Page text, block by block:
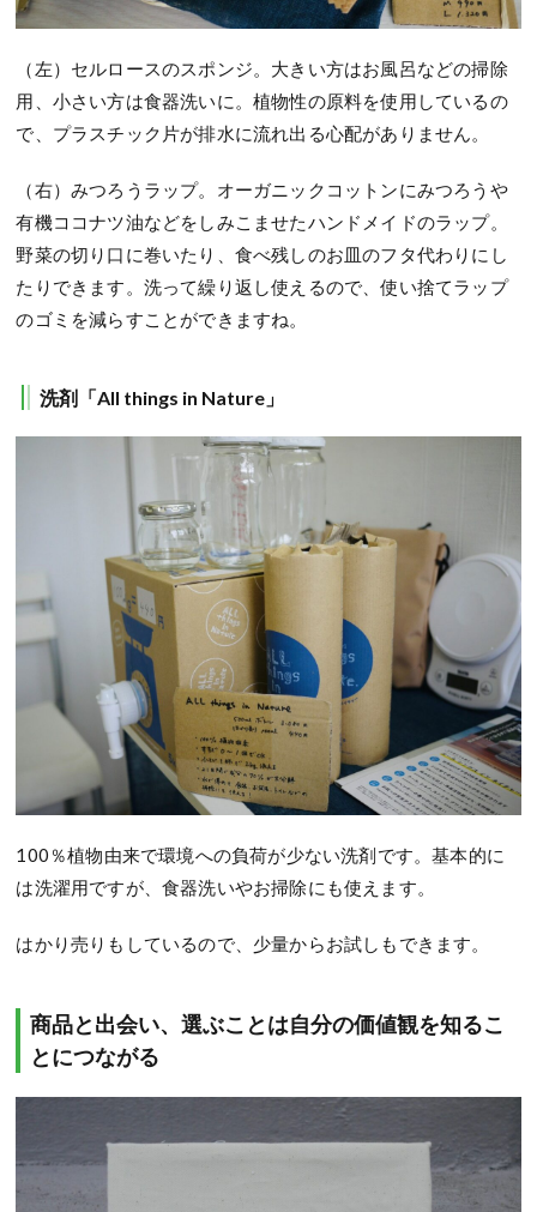
（左）セルロースのスポンジ。大きい方はお風呂などの掃除
用、小さい方は食器洗いに。植物性の原料を使用しているの
で、プラスチック片が排水に流れ出る心配がありません。
（右）みつろうラップ。オーガニックコットンにみつろうや
有機ココナツ油などをしみこませたハンドメイドのラップ。
野菜の切り口に巻いたり、食べ残しのお皿のフタ代わりにし
たりできます。洗って繰り返し使えるので、使い捨てラップ
のゴミを減らすことができますね。
洗剤「All things in Nature」
100％植物由来で環境への負荷が少ない洗剤です。基本的に
は洗濯用ですが、食器洗いやお掃除にも使えます。
はかり売りもしているので、少量からお試しもできます。
商品と出会い、選ぶことは自分の価値観を知るこ
とにつながる